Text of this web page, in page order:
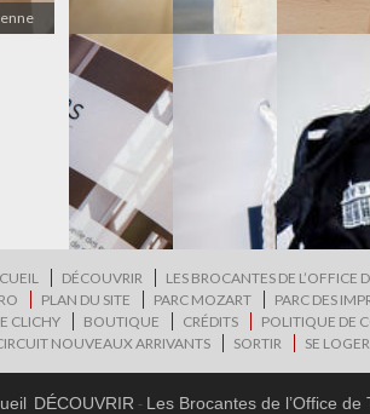
DÉCOUVRIR LES BROCANTES DE L’OFFICE
PLAN DU SITE PARC MOZART PARC DES
CLICHY BOUTIQUE CRÉDITS POLITIQUE DE
NOUVEAUX ARRIVANTS SORTIR SE LOGER
DÉCOUVRIR Les Brocantes de l’Office de